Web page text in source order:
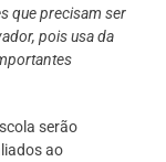
que precisam ser
pois usa da
serão
ao